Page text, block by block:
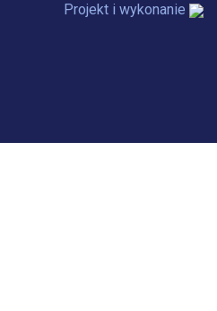
Projekt i wykonanie